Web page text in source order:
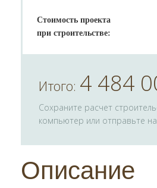
Стоимость проекта
при строительстве:
Итого: 4 484
Сохраните расчет
компьютер или отправьте
Описание